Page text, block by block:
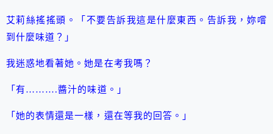
艾莉絲搖搖頭。「不要告訴我這是什麼東西。告訴我，妳嚐
到什麼味道？」
我迷惑地看著她。她是在考我嗎？
「有……….醬汁的味道。」
「她的表情還是一樣，還在等我的回答。」